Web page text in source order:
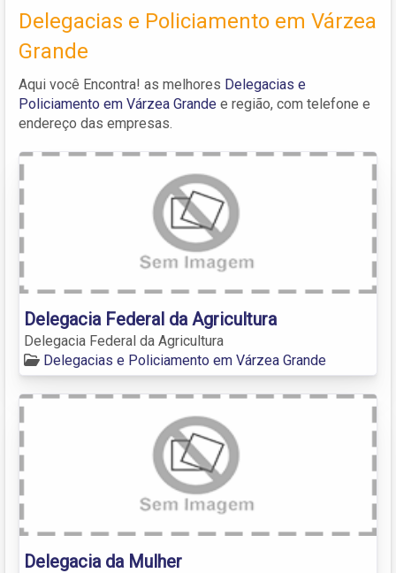
Delegacias e Policiamento em Várzea
Grande
Aqui você Encontra! as melhores Delegacias e
Policiamento em Várzea Grande e região, com telefone e
endereço das empresas.
Delegacia Federal da Agricultura
Delegacia Federal da Agricultura
Delegacias e Policiamento em Várzea Grande
Delegacia da Mulher